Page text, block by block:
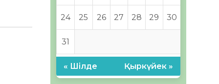
24 25 26 27 28 29 30
31
« Шілде Қыркүйек »